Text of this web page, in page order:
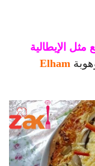
مثل الإيطالية
Elham